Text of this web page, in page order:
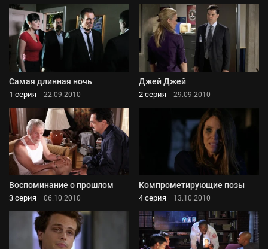
Самая длинная ночь
1 серия 22.09.2010
Джей Джей
2 серия 29.09.2010
Воспоминание о прошлом
3 серия 06.10.2010
Компрометирующие позы
4 серия 13.10.2010